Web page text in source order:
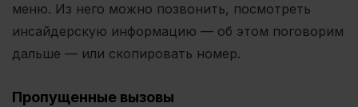
меню. Из него можно позвонить, посмотреть
инсайдерскую информацию — об этом поговорим
дальше — или скопировать номер.
Пропущенные вызовы